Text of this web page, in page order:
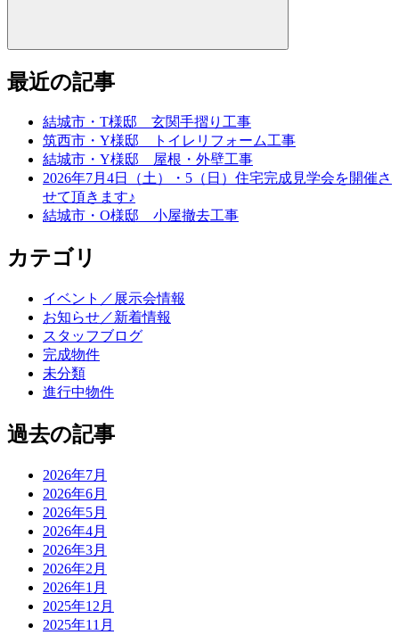
最近の記事
結城市・T様邸 玄関手摺り工事
筑西市・Y様邸 トイレリフォーム工事
結城市・Y様邸 屋根・外壁工事
2026年7月4日（土）・5（日）住宅完成見学会を開催さ
せて頂きます♪
結城市・O様邸 小屋撤去工事
カテゴリ
イベント／展示会情報
お知らせ／新着情報
スタッフブログ
完成物件
未分類
進行中物件
過去の記事
2026年7月
2026年6月
2026年5月
2026年4月
2026年3月
2026年2月
2026年1月
2025年12月
2025年11月